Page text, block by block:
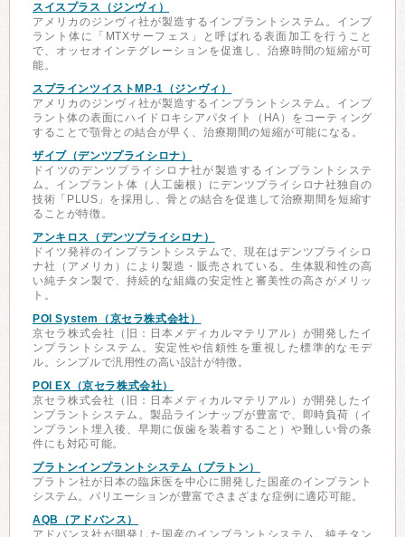
スイスプラス（ジンヴィ）
アメリカのジンヴィ社が製造するインプラントシステム。インプ
ラント体に「MTXサーフェス」と呼ばれる表面加工を行うこと
で、オッセオインテグレーションを促進し、治療時間の短縮が可
能。
スプラインツイストMP-1（ジンヴィ）
アメリカのジンヴィ社が製造するインプラントシステム。インプ
ラント体の表面にハイドロキシアパタイト（HA）をコーティング
することで顎骨との結合が早く、治療期間の短縮が可能になる。
ザイブ（デンツプライシロナ）
ドイツのデンツプライシロナ社が製造するインプラントシステ
ム。インプラント体（人工歯根）にデンツプライシロナ社独自の
技術「PLUS」を採用し、骨との結合を促進して治療期間を短縮す
ることが特徴。
アンキロス（デンツプライシロナ）
ドイツ発祥のインプラントシステムで、現在はデンツプライシロ
ナ社（アメリカ）により製造・販売されている。生体親和性の高
い純チタン製で、持続的な組織の安定性と審美性の高さがメリッ
ト。
POI System（京セラ株式会社）
京セラ株式会社（旧：日本メディカルマテリアル）が開発したイ
ンプラントシステム。安定性や信頼性を重視した標準的なモデ
ル。シンプルで汎用性の高い設計が特徴。
POI EX（京セラ株式会社）
京セラ株式会社（旧：日本メディカルマテリアル）が開発したイ
ンプラントシステム。製品ラインナップが豊富で、即時負荷（イ
ンプラント埋入後、早期に仮歯を装着すること）や難しい骨の条
件にも対応可能。
プラトンインプラントシステム（プラトン）
プラトン社が日本の臨床医を中心に開発した国産のインプラント
システム。バリエーションが豊富でさまざまな症例に適応可能。
AQB（アドバンス）
アドバンス社が開発した国産のインプラントシステム。純チタン